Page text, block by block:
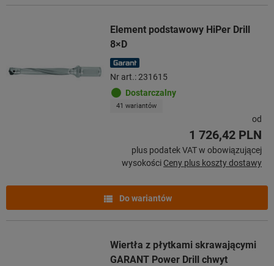
Element podstawowy HiPer Drill
8×D
Nr art.: 231615
Dostarczalny
41 wariantów
od
1 726,42 PLN
plus podatek VAT w obowiązującej
wysokości Ceny plus koszty dostawy
Do wariantów
Wiertła z płytkami skrawającymi
GARANT Power Drill chwyt